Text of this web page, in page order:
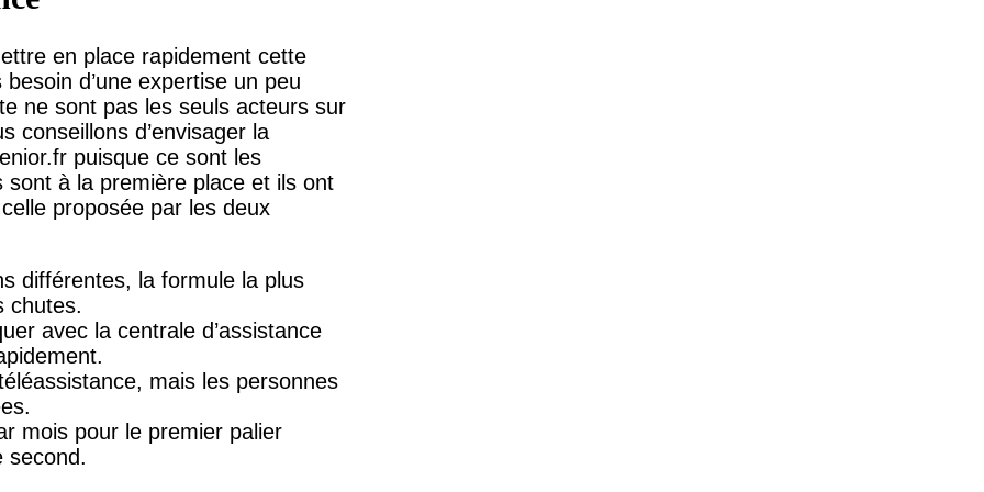
en place rapidement cette
d’une expertise un peu
ne sont pas les seuls acteurs sur
conseillons d’envisager la
puisque ce sont les
à la première place et ils ont
proposée par les deux
différentes, la formule la plus
chutes.
avec la centrale d’assistance
mais les personnes
mois pour le premier palier
second.